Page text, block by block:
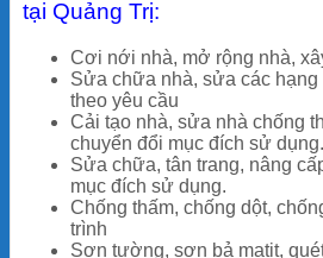
tại Quảng Trị:
Cơi nới nhà, mở rộng nhà,
Sửa chữa nhà, sửa các hạng
theo yêu cầu
Cải tạo nhà, sửa nhà chống
chuyển đổi mục đích sử dụng.
Sửa chữa, tân trang, nâng
mục đích sử dụng.
Chống thấm, chống dột,
trình
Sơn tường, sơn bả matit,